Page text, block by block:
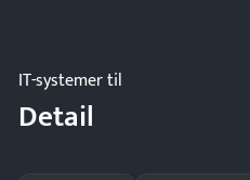
IT-systemer til
Detail